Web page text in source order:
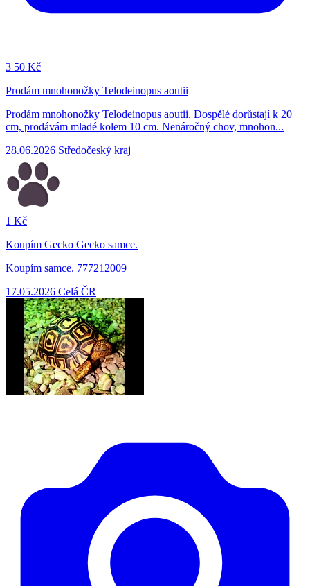
3 50 Kč
Prodám mnohonožky Telodeinopus aoutii
Prodám mnohonožky Telodeinopus aoutii. Dospělé dorůstají k 20
cm, prodávám mladé kolem 10 cm. Nenáročný chov, mnohon...
28.06.2026 Středočeský kraj
1 Kč
Koupím Gecko Gecko samce.
Koupím samce. 777212009
17.05.2026 Celá ČR